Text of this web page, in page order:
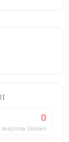
0
Araştırma Ürünleri